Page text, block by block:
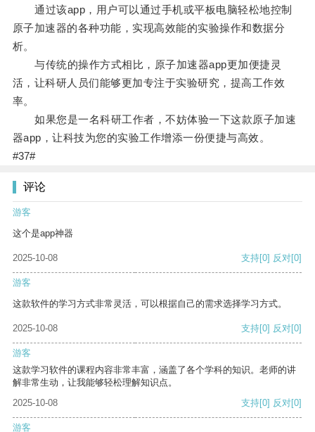
通过该app，用户可以通过手机或平板电脑轻松地控制
原子加速器的各种功能，实现高效能的实验操作和数据分
析。
与传统的操作方式相比，原子加速器app更加便捷灵
活，让科研人员们能够更加专注于实验研究，提高工作效
率。
如果您是一名科研工作者，不妨体验一下这款原子加速
器app，让科技为您的实验工作增添一份便捷与高效。
#37#
评论
游客
这个是app神器
2025-10-08 支持[0] 反对[0]
游客
这款软件的学习方式非常灵活，可以根据自己的需求选择学习方式。
2025-10-08 支持[0] 反对[0]
游客
这款学习软件的课程内容非常丰富，涵盖了各个学科的知识。老师的讲
解非常生动，让我能够轻松理解知识点。
2025-10-08
支持[0] 反对[0]
游客